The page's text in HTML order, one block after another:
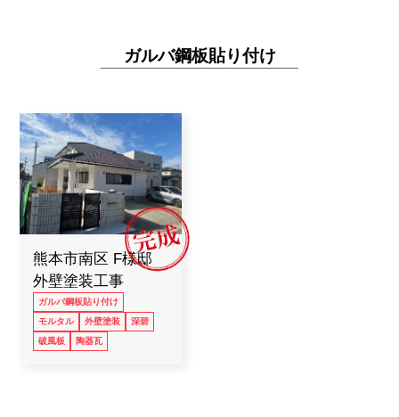
会社概要
お気軽にお問い合わせ下さい！
0120-963-324
営業時間 9:00 ~ 19:00
ガルバ鋼板貼り付け
熊本市南区 F様邸
外壁塗装工事
ガルバ鋼板貼り付け
モルタル
外壁塗装
深碧
破風板
陶器瓦